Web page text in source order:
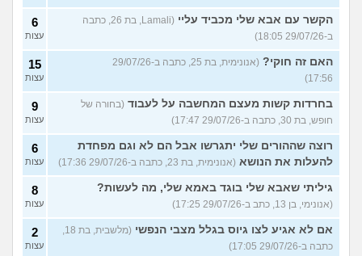
הקשר עם אבא שלי מכביד עליי
(Lamali, בת 26, כתבה
ב-29/07/26 18:05)
6
עצות
האם זה חוקי?
(אנונימית, בת 25, כתבה ב-29/07/26
17:56)
15
עצות
בחרדות קשות מעצם המחשבה על לעבוד (בחורה של
חופש, בת 30, כתבה ב-29/07/26 17:47)
9
עצות
רוצה שההורים שלי יתגרשו אבל הם לא וגם מפחדת
להעלות את הנושא (אנונימית, בת 23, כתבה ב-29/07/26 17:36)
6
עצות
גיליתי שאבא שלי בוגד באמא שלי, מה לעשות?
(אנונימי, בן 13, כתב ב-29/07/26 17:25)
8
עצות
אם לא אגיע לצו גיוס בגלל מצבי הנפשי
(מלשבית, בת 18,
כתבה ב-29/07/26 17:05)
2
עצות